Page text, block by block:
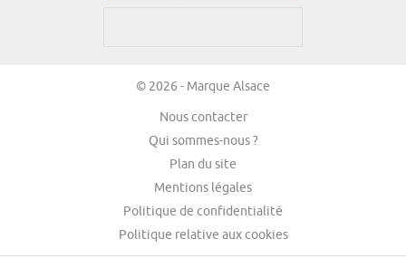
© 2026 - Marque Alsace
Nous contacter
Qui sommes-nous ?
Plan du site
Mentions légales
Politique de confidentialité
Politique relative aux cookies